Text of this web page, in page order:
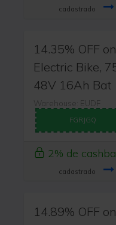
cadastrado
14.35% OFF
Electric Bike,
48V 16Ah Bat
Warehouse: EUDF
FGRJGQ
2% de
cadastrado
14.89% OFF